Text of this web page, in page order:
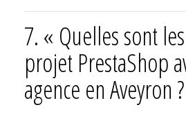
7. « Quelles sont
projet PrestaShop
agence en Aveyron